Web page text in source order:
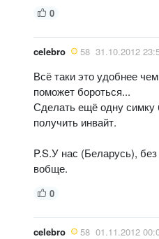
0
celebro 58 31.10.2012
Всё таки это удобнее
поможет бороться...
Сделать ещё одну симку
получить инвайт.
P.S.У нас (Беларусь),
вобще.
0
celebro 58 01.11.2012